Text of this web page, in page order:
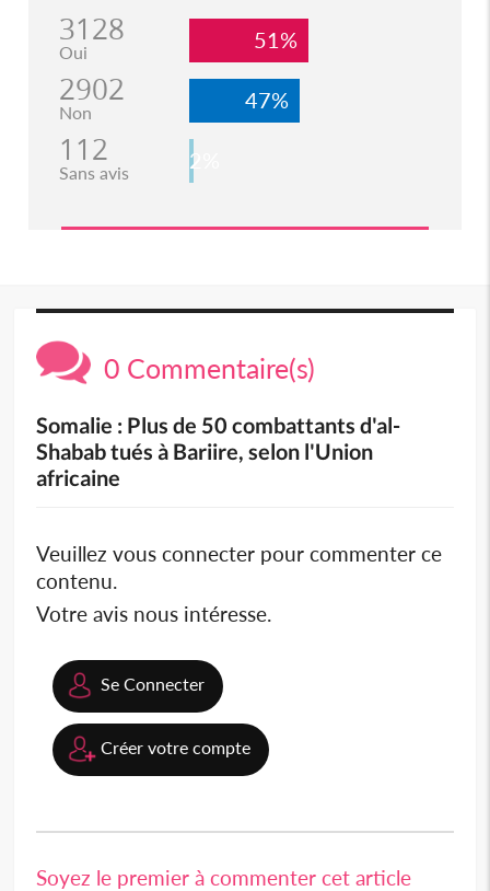
3128
Oui 51%
2902
Non 47%
112
Sans avis 2%
0 Commentaire(s)
Somalie : Plus de 50 combattants d'al-
Shabab tués à Bariire, selon l'Union
africaine
Veuillez vous connecter pour commenter ce
contenu.
Votre avis nous intéresse.
Se Connecter
Créer votre compte
Soyez le premier à commenter cet article